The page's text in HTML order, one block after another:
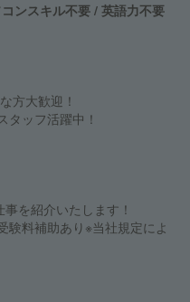
ンスキル不要 / 英語力不要
方大歓迎！
タッフ活躍中！
を紹介いたします！
験料補助あり※当社規定によ